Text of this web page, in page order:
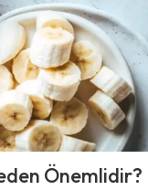
Önemlidir?